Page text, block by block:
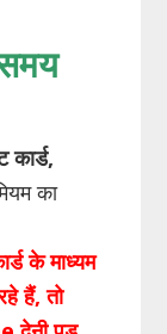
कार्ड,
का
के माध्यम
हैं, तो